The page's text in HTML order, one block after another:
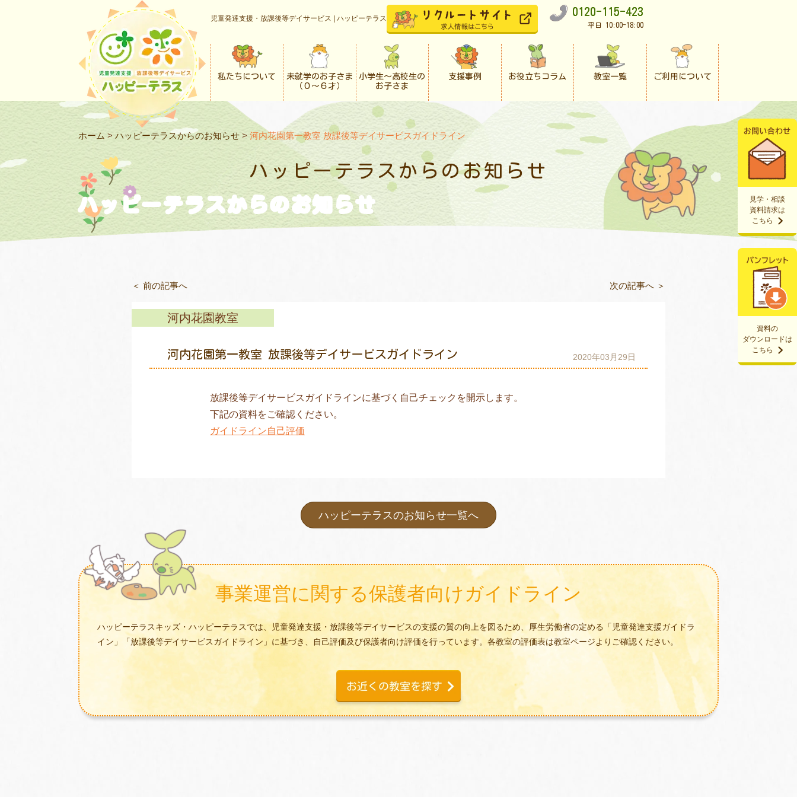
児童発達支援・放課後等デイサービス | ハッピーテラス
0120-115-423
平日 10:00-18:00
私たちについて
未就学のお子さま
（０〜６才）
小学生〜高校生の
お子さま
支援事例 お役立ちコラム 教室一覧 ご利用について
資料の
ダウンロードは
こちら
見学・相談
資料請求は
こちら
ホーム > ハッピーテラスからのお知らせ > 河内花園第一教室 放課後等デイサービスガイドライン
ハッピーテラスからのお知らせ
ハッピーテラスからのお知らせ
＜ 前の記事へ 次の記事へ ＞
河内花園教室
河内花園第一教室 放課後等デイサービスガイドライン 2020年03月29日
放課後等デイサービスガイドラインに基づく自己チェックを開示します。
下記の資料をご確認ください。
ガイドライン自己評価
ハッピーテラスのお知らせ一覧へ
事業運営に関する保護者向けガイドライン
ハッピーテラスキッズ・ハッピーテラスでは、児童発達支援・放課後等デイサービスの支援の質の向上を図るため、厚生労働省の定める「児童発達支援ガイドラ
イン」「放課後等デイサービスガイドライン」に基づき、自己評価及び保護者向け評価を行っています。各教室の評価表は教室ページよりご確認ください。